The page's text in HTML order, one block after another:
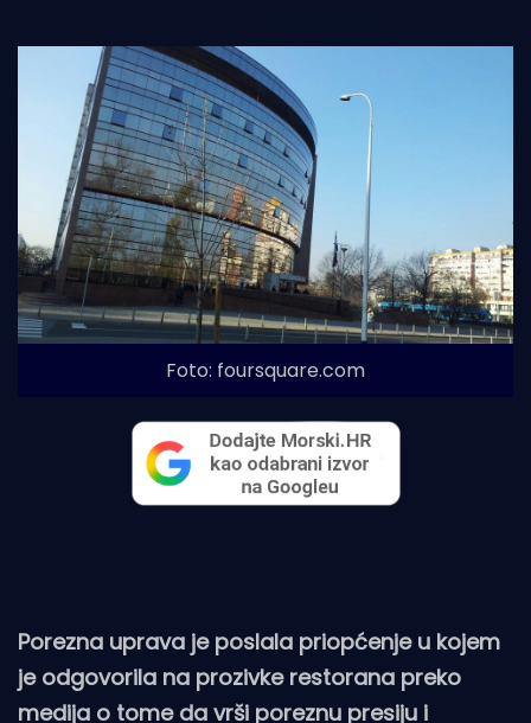
Foto: foursquare.com
Porezna uprava je poslala priopćenje u kojem
je odgovorila na prozivke restorana preko
medija o tome da vrši poreznu presiju i